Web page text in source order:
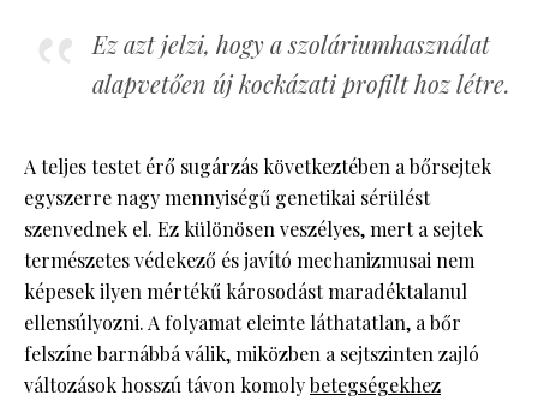
Ez azt jelzi, hogy a szoláriumhasználat
alapvetően új kockázati profilt hoz létre.
A teljes testet érő sugárzás következtében a bőrsejtek
egyszerre nagy mennyiségű genetikai sérülést
szenvednek el. Ez különösen veszélyes, mert a sejtek
természetes védekező és javító mechanizmusai nem
képesek ilyen mértékű károsodást maradéktalanul
ellensúlyozni. A folyamat eleinte láthatatlan, a bőr
felszíne barnábbá válik, miközben a sejtszinten zajló
változások hosszú távon komolybetegségekhez